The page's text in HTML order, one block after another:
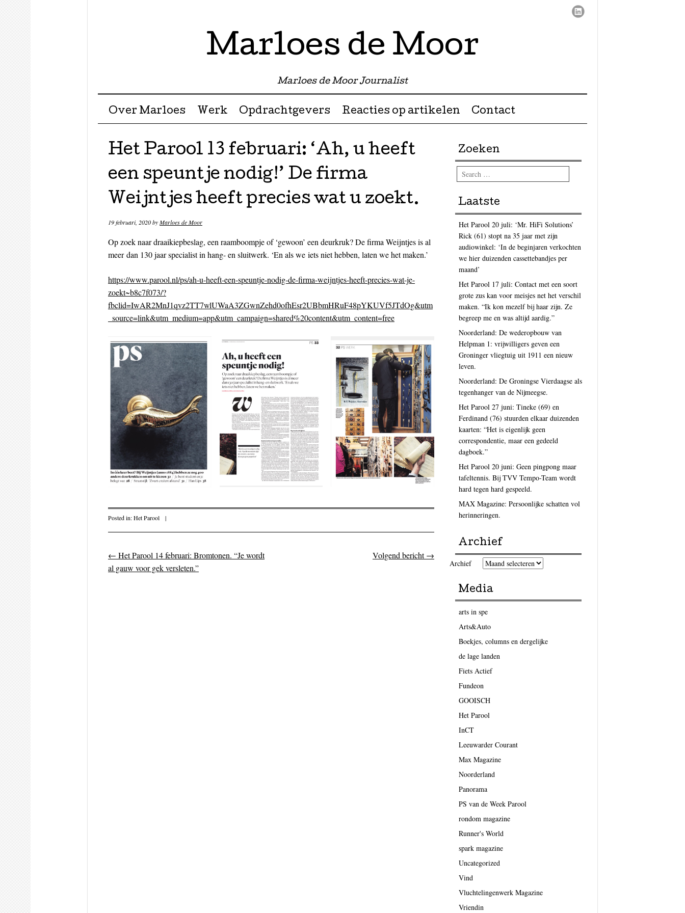
Marloes de Moor
Marloes de Moor Journalist
Menu ☰
Skip to content
Over Marloes Werk Opdrachtgevers Reacties op artikelen Contact
Het Parool 13 februari: ‘Ah, u heeft
een speuntje nodig!’ De firma
Weijntjes heeft precies wat u zoekt.
19 februari, 2020byMarloes de Moor
Op zoek naar draaikiepbeslag, een raamboompje of ‘gewoon’ een deurkruk? De firma Weijntjes is al
meer dan 130 jaar specialist in hang- en sluitwerk. ‘En als we iets niet hebben, laten we het maken.’
https://www.parool.nl/ps/ah-u-heeft-een-speuntje-nodig-de-firma-weijntjes-heeft-precies-wat-je-
zoekt~b8c7f073/?
fbclid=IwAR2MnJ1qvz2TT7wlUWaA3ZGwnZehd0ofhEsr2UBbmHRuF48pYKUVf5JTdOg&utm
_source=link&utm_medium=app&utm_campaign=shared%20content&utm_content=free
Posted in:Het Parool |
Post navigation
← Het Parool 14 februari: Bromtonen. “Je wordt
al gauw voor gek versleten.”
Volgend bericht→
Zoeken
Search
Laatste
Het Parool 20 juli: ‘Mr. HiFi Solutions’
Rick (61) stopt na 35 jaar met zijn
audiowinkel: ‘In de beginjaren verkochten
we hier duizenden cassettebandjes per
maand’
Het Parool 17 juli: Contact met een soort
grote zus kan voor meisjes net het verschil
maken. “Ik kon mezelf bij haar zijn. Ze
begreep me en was altijd aardig.”
Noorderland: De wederopbouw van
Helpman 1: vrijwilligers geven een
Groninger vliegtuig uit 1911 een nieuw
leven.
Noorderland: De Groningse Vierdaagse als
tegenhanger van de Nijmeegse.
Het Parool 27 juni: Tineke (69) en
Ferdinand (76) stuurden elkaar duizenden
kaarten: “Het is eigenlijk geen
correspondentie, maar een gedeeld
dagboek.”
Het Parool 20 juni: Geen pingpong maar
tafeltennis. Bij TVV Tempo-Team wordt
hard tegen hard gespeeld.
MAX Magazine: Persoonlijke schatten vol
herinneringen.
Archief
Archief
Media
arts in spe
Arts&Auto
Boekjes, columns en dergelijke
de lage landen
Fiets Actief
Fundeon
GOOISCH
Het Parool
InCT
Leeuwarder Courant
Max Magazine
Noorderland
Panorama
PS van de Week Parool
rondom magazine
Runner's World
spark magazine
Uncategorized
Vind
Vluchtelingenwerk Magazine
Vriendin